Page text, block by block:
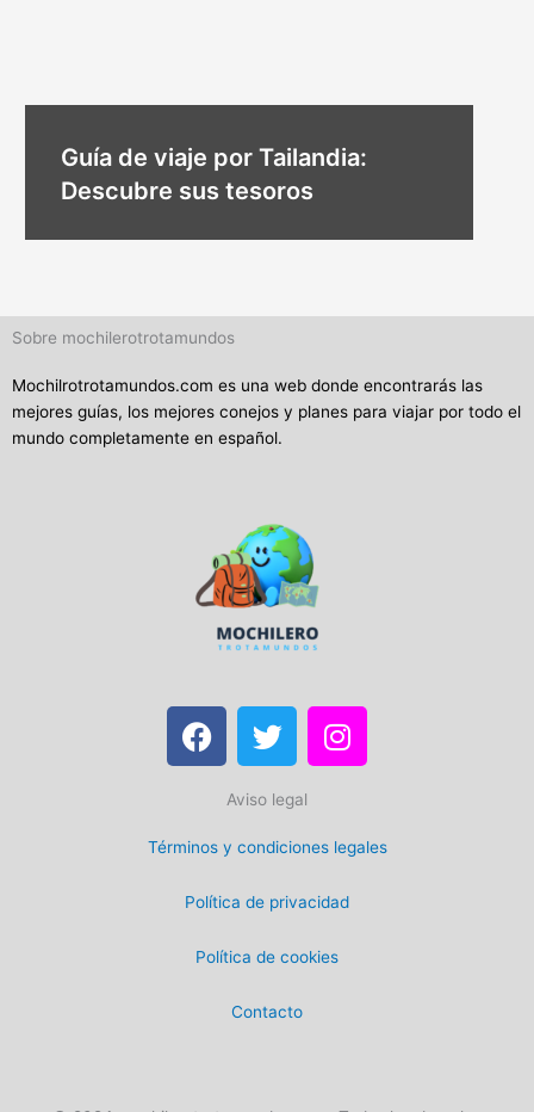
Guía de viaje por Tailandia:
Descubre sus tesoros
Sobre mochilerotrotamundos
Mochilrotrotamundos.com es una web donde encontrarás las
mejores guías, los mejores conejos y planes para viajar por todo el
mundo completamente en español.
F
a
b
o
T
w
t
t
r
I
n
a
g
r
m
Aviso legal
Términos y condiciones legales
Política de privacidad
Política de cookies
Contacto